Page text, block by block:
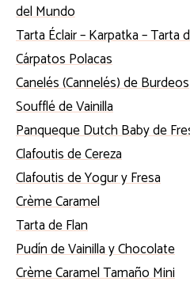
del Mundo
Tarta Éclair – Karpatka – Tarta
Cárpatos Polacas
Canelés (Cannelés) de Burdeos
Soufflé de Vainilla
Panqueque Dutch Baby de
Clafoutis de Cereza
Clafoutis de Yogur y Fresa
Crème Caramel
Tarta de Flan
Pudín de Vainilla y Chocolate
Crème Caramel Tamaño Mini